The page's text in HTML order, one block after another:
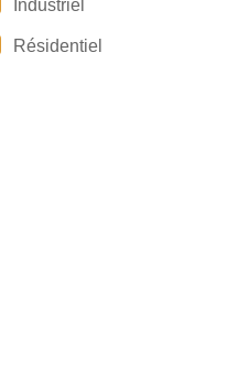
Industriel
Résidentiel